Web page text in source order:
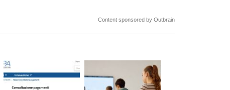
Content sponsored by Outbrain